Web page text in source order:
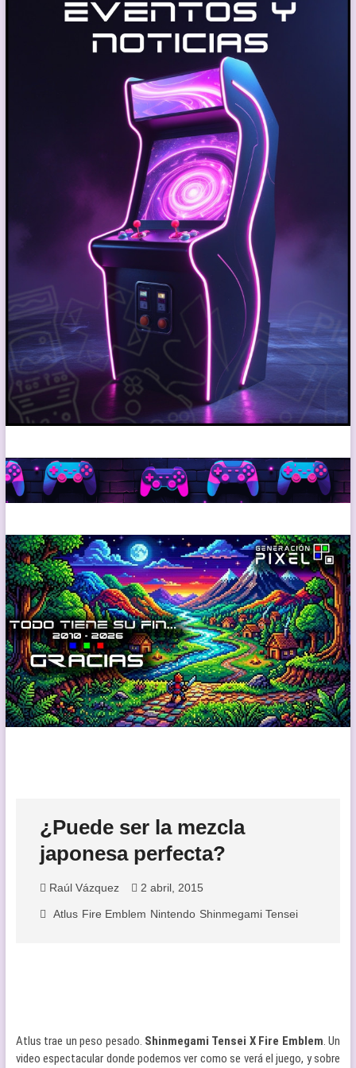
¿Puede ser la mezcla
japonesa perfecta?
Raúl Vázquez 2 abril, 2015
Atlus Fire Emblem Nintendo Shinmegami Tensei
Atlus trae un peso pesado. Shinmegami Tensei X Fire Emblem. Un
video espectacular donde podemos ver como se verá el juego, y sobre